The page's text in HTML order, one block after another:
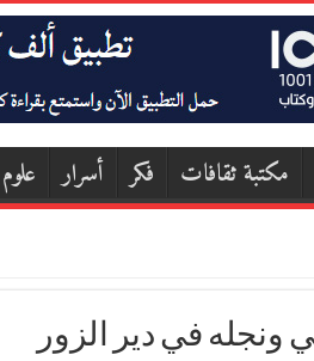
مكتبة ثقافات فكر أسرار علوم
ونجله في دير الزور